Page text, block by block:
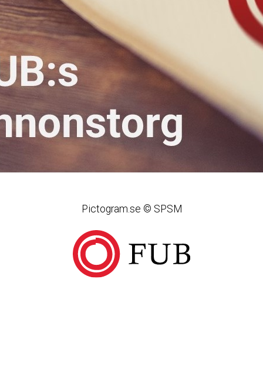
Pictogram.se © SPSM